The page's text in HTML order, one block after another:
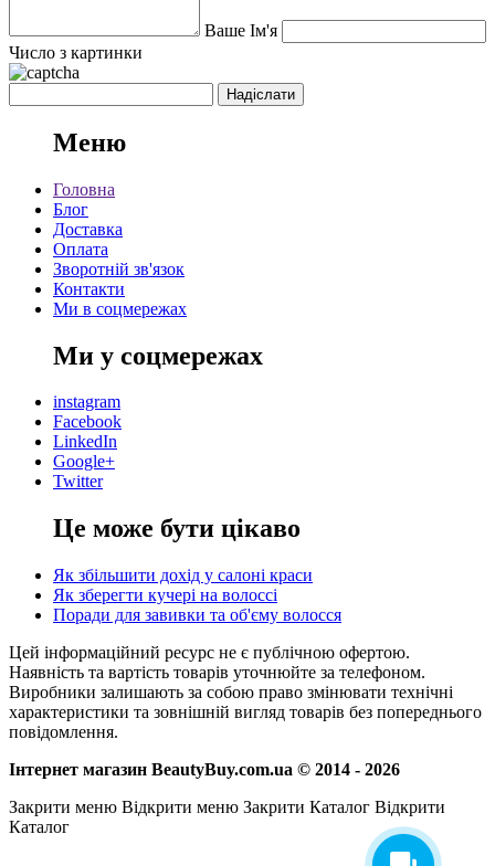
Ваше Ім'я
Число з картинки
Меню
Головна
Блог
Доставка
Оплата
Зворотній зв'язок
Контакти
Ми в соцмережах
Ми у соцмережах
instagram
Facebook
LinkedIn
Google+
Twitter
Це може бути цікаво
Як збільшити дохід у салоні краси
Як зберегти кучері на волоссі
Поради для завивки та об'єму волосся
Цей інформаційний ресурс не є публічною офертою.
Наявність та вартість товарів уточнюйте за телефоном.
Виробники залишають за собою право змінювати технічні
характеристики та зовнішній вигляд товарів без попереднього
повідомлення.
Інтернет магазин BeautyBuy.com.ua © 2014 - 2026
Закрити меню Відкрити меню Закрити Каталог Відкрити
Каталог